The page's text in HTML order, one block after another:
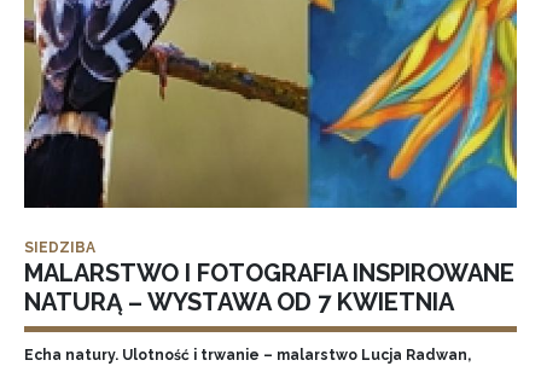
SIEDZIBA
MALARSTWO I FOTOGRAFIA INSPIROWANE
NATURĄ – WYSTAWA OD 7 KWIETNIA
Echa natury. Ulotność i trwanie – malarstwo Lucja Radwan,